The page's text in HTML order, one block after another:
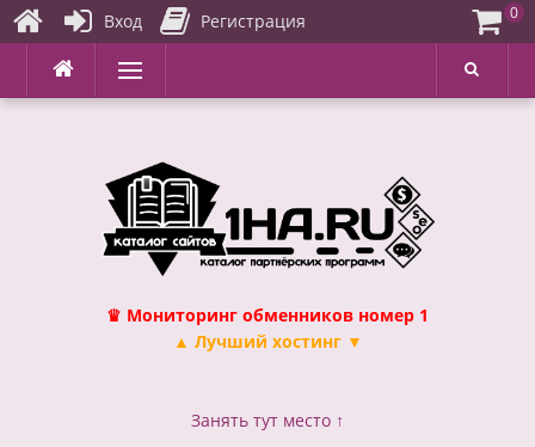
Перейти
содержимому
Меню
♛ Мониторинг обменников номер 1
▲ Лучший хостинг ▼
Занять тут место ↑
Вход Регистрация 0